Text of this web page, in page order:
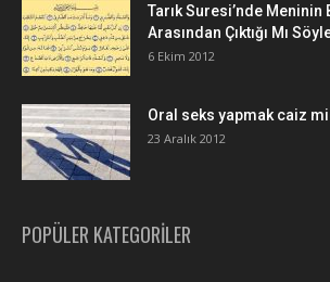
Tarık Suresi’nde
Arasından Çıktığı Mı
6 Ekim 2012
Oral seks yapmak caiz
23 Aralık 2012
POPÜLER KATEGORİLER